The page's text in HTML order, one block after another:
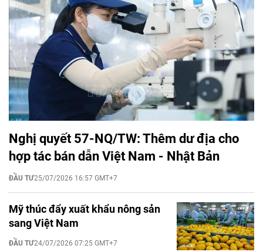
Nghị quyết 57-NQ/TW: Thêm dư địa cho
hợp tác bán dẫn Việt Nam - Nhật Bản
ĐẦU TƯ25/07/2026 16:57 GMT+7
Mỹ thúc đẩy xuất khẩu nông sản
sang Việt Nam
ĐẦU TƯ24/07/2026 07:25 GMT+7